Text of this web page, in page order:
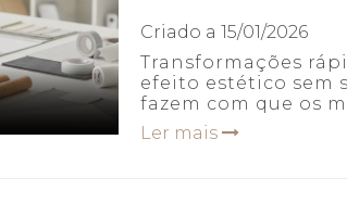
Criado a 15/01/2026
Transformações
efeito estético sem
fazem com que os
Ler mais